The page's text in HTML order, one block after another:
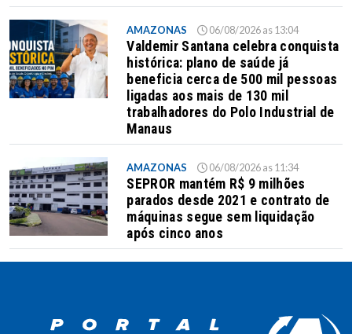
AMAZONAS 06/08/2026 as 13:04
Valdemir Santana celebra conquista
histórica: plano de saúde já
beneficia cerca de 500 mil pessoas
ligadas aos mais de 130 mil
trabalhadores do Polo Industrial de
Manaus
AMAZONAS 06/08/2026 as 11:34
SEPROR mantém R$ 9 milhões
parados desde 2021 e contrato de
máquinas segue sem liquidação
após cinco anos